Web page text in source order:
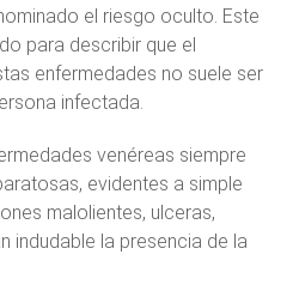
el riesgo oculto. Este
para describir que el
enfermedades no suele ser
infectada.
venéreas siempre
evidentes a simple
malolientes, ulceras,
indudable la presencia de la